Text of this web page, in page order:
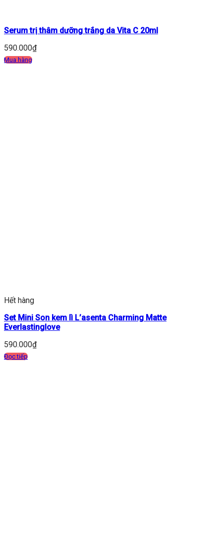
Serum trị thâm dưỡng trắng da Vita C 20ml
590.000₫
Mua hàng
Hết hàng
Set Mini Son kem lì L’asenta Charming Matte
Everlastinglove
590.000₫
Đọc tiếp